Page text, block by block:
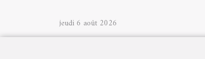
jeudi 6 août 2026